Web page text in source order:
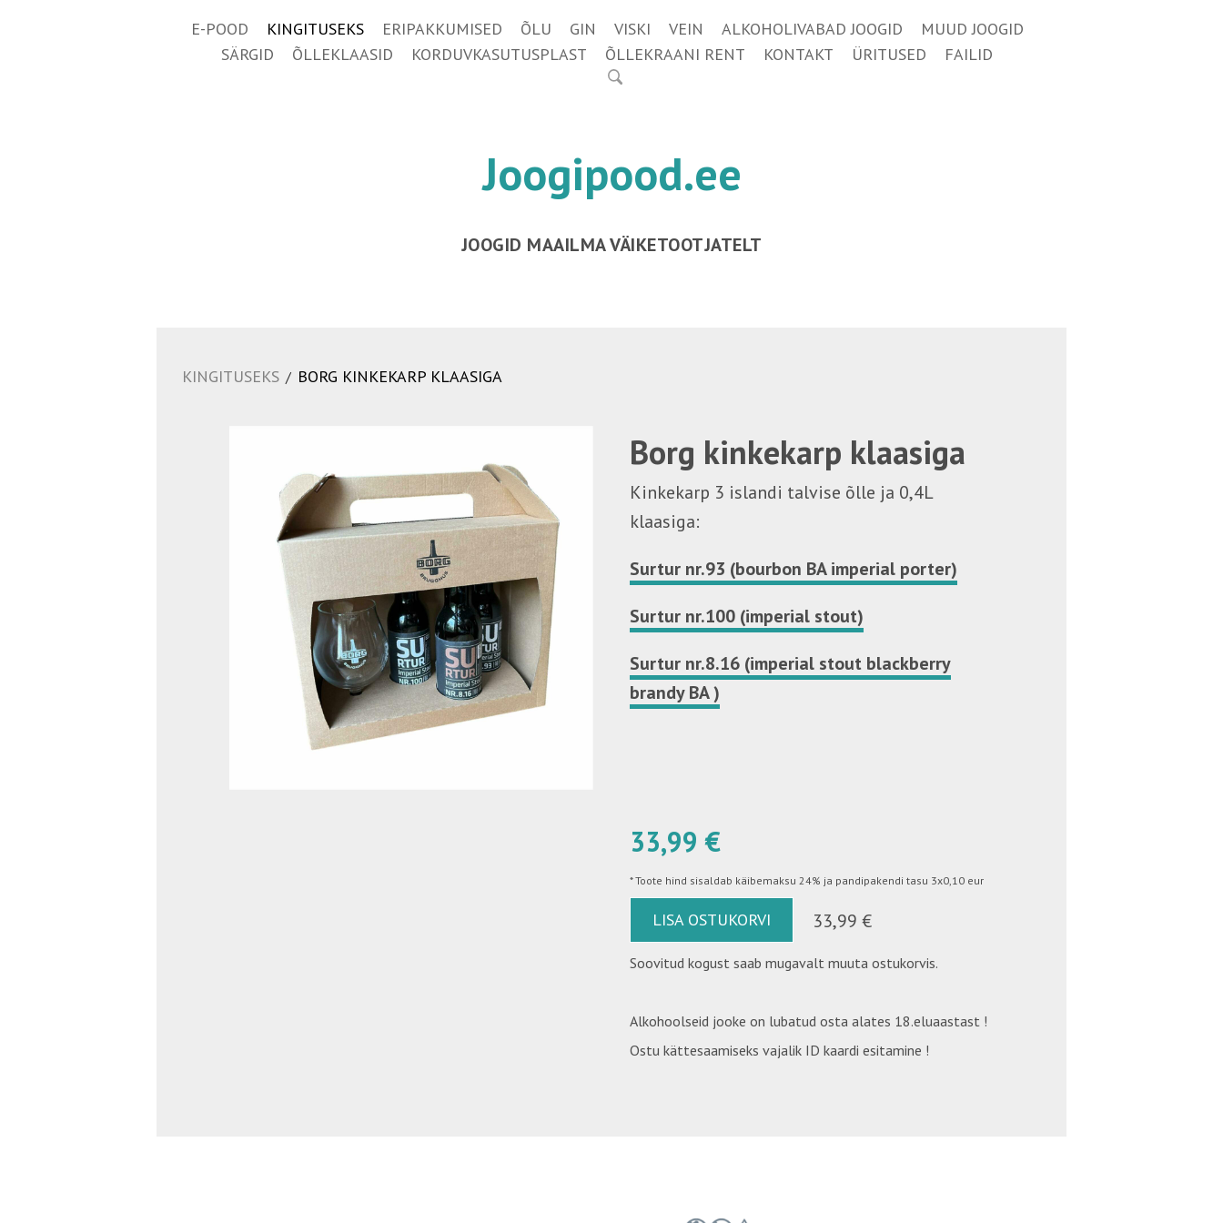
E-POOD KINGITUSEKS ERIPAKKUMISED ÕLU GIN VISKI VEIN ALKOHOLIVABAD JOOGID
MUUD JOOGID
SÄRGID
ÕLLEKLAASID KORDUVKASUTUSPLAST ÕLLEKRAANI RENT KONTAKT ÜRITUSED FAILID
Joogipood.ee
JOOGID MAAILMA VÄIKETOOTJATELT
KINGITUSEKS / BORG KINKEKARP KLAASIGA
Borg kinkekarp klaasiga
Kinkekarp 3 islandi talvise õlle ja 0,4L
klaasiga:
Surtur nr.93 (bourbon BA imperial porter)
Surtur nr.100 (imperial stout)
Surtur nr.8.16 (imperial stout blackberry
brandy BA )
33,99 €
*Toote hind sisaldab käibemaksu 24% ja pandipakendi tasu 3x0,10 eur
LISA OSTUKORVI 33,99 €
Soovitud kogust saab mugavalt muuta ostukorvis.
Alkohoolseid jooke on lubatud osta alates 18.eluaastast !
Ostu kättesaamiseks vajalik ID kaardi esitamine !